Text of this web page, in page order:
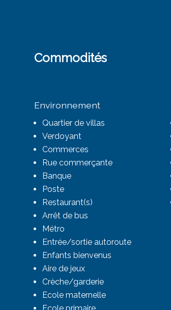
Commodités
Environnement
Quartier de villas
Verdoyant
Commerces
Rue commerçante
Banque
Poste
Restaurant(s)
Arrêt de bus
Métro
Entrée/sortie autoroute
Enfants bienvenus
Aire de jeux
Crèche/garderie
Ecole maternelle